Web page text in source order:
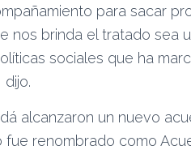
para sacar
nos brinda el tratado sea
sociales que ha
alcanzaron un nuevo
renombrado como